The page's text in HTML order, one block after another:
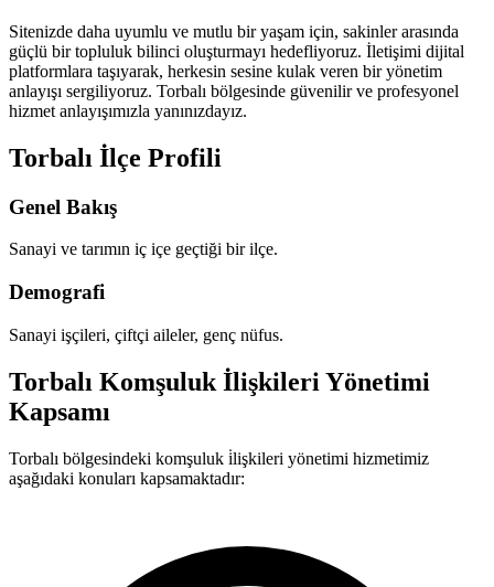
Sitenizde daha uyumlu ve mutlu bir yaşam için, sakinler arasında
güçlü bir topluluk bilinci oluşturmayı hedefliyoruz. İletişimi dijital
platformlara taşıyarak, herkesin sesine kulak veren bir yönetim
anlayışı sergiliyoruz. Torbalı bölgesinde güvenilir ve profesyonel
hizmet anlayışımızla yanınızdayız.
Torbalı İlçe Profili
Genel Bakış
Sanayi ve tarımın iç içe geçtiği bir ilçe.
Demografi
Sanayi işçileri, çiftçi aileler, genç nüfus.
Torbalı Komşuluk İlişkileri Yönetimi
Kapsamı
Torbalı bölgesindeki komşuluk i̇lişkileri yönetimi hizmetimiz
aşağıdaki konuları kapsamaktadır: